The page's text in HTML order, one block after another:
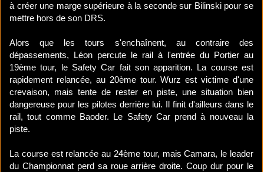
à créer une marge supérieure à la seconde sur Bilinski pour se
mettre hors de son DRS.
Alors que les tours s'enchaînent, au contraire des
dépassements, Léon percute le rail à l'entrée du Portier au
19ème tour, le Safety Car fait son apparition. La course est
rapidement relancée, au 20ème tour. Wurz est victime d'une
crevaison, mais tente de rester en piste, une situation bien
dangereuse pour les pilotes derrière lui. Il finit d'ailleurs dans le
rail, tout comme Baoder. Le Safety Car prend à nouveau la
piste.
La course est relancée au 24ème tour, mais Camara, le leader
du Championnat perd sa roue arrière droite. Coup dur pour le